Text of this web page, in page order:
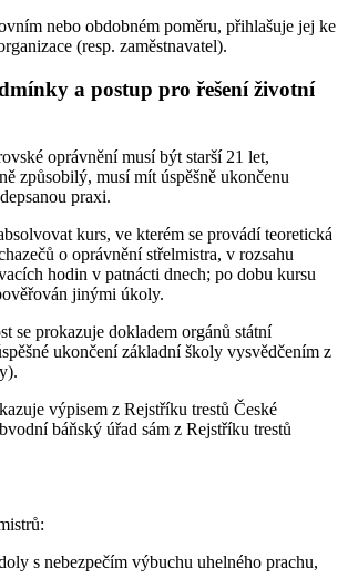
nebo obdobném poměru, přihlašuje jej ke
(resp. zaměstnavatel).
a postup pro řešení životní
oprávnění musí být starší 21 let,
způsobilý, musí mít úspěšně ukončenu
praxi.
kurs, ve kterém se provádí teoretická
o oprávnění střelmistra, v rozsahu
hodin v patnácti dnech; po dobu kursu
jinými úkoly.
se prokazuje dokladem orgánů státní
ukončení základní školy vysvědčením z
výpisem z Rejstříku trestů České
báňský úřad sám z Rejstříku trestů
s nebezpečím výbuchu uhelného prachu,